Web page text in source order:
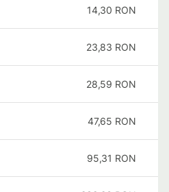
14,30 RON
23,83 RON
28,59 RON
47,65 RON
95,31 RON